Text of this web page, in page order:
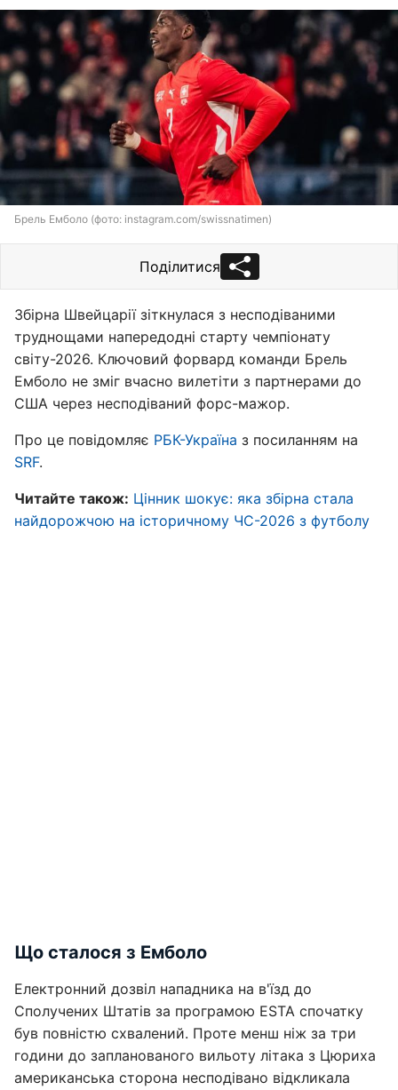
Брель Емболо (фото: instagram.com/swissnatimen)
Поділитися
Збірна Швейцарії зіткнулася з несподіваними
труднощами напередодні старту чемпіонату
світу-2026. Ключовий форвард команди Брель
Емболо не зміг вчасно вилетіти з партнерами до
США через несподіваний форс-мажор.
Про це повідомляє РБК-Україна з посиланням на
SRF.
Читайте також: Цінник шокує: яка збірна стала
найдорожчою на історичному ЧС-2026 з футболу
Що сталося з Емболо
Електронний дозвіл нападника на в'їзд до
Сполучених Штатів за програмою ESTA спочатку
був повністю схвалений. Проте менш ніж за три
години до запланованого вильоту літака з Цюриха
американська сторона несподівано відкликала